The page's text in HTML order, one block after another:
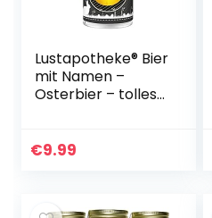
Lustapotheke® Bier
mit Namen –
Osterbier – tolles
€9.99